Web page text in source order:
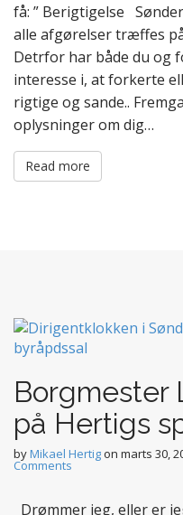
få: ” Berigtigelse
alle afgørelser træffes
Detrfor har både du og
interesse i, at forkerte
rigtige og sande..
oplysninger om dig…
Read more
Borgmester
på Hertigs
byMikael Hertigon marts 30,
Comments
Drømmer jeg, eller er